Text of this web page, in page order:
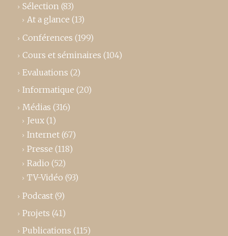
Sélection (83)
At a glance (13)
Conférences (199)
Cours et séminaires (104)
Evaluations (2)
Informatique (20)
Médias (316)
Jeux (1)
Internet (67)
Presse (118)
Radio (52)
TV-Vidéo (93)
Podcast (9)
Projets (41)
Publications (115)